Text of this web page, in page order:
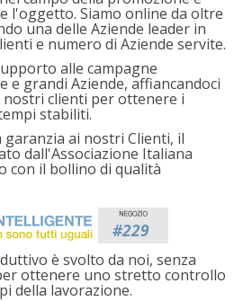
l'oggetto. Siamo online da oltre
una delle Aziende leader in
e numero di Aziende servite.
alle campagne
e grandi Aziende, affiancandoci
clienti per ottenere i
stabiliti.
ai nostri Clienti, il
dall'Associazione Italiana
con il bollino di qualità
è svolto da noi, senza
ottenere uno stretto controllo
della lavorazione.